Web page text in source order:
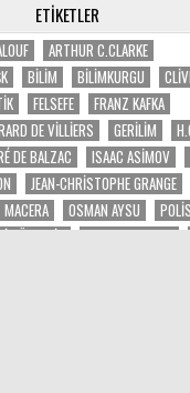
ETIKETLER
ARTHUR C.CLARKE
BILIM BILIMKURGU
FELSEFE
FRANZ KAFKA
DE VILLIERS GERILIM
DE BALZAC ISAAC ASIMOV
JEAN-CHRISTOPHE GRANGE
MACERA OSMAN AYSU
GÜNTEKIN ROGER ZELAZNY